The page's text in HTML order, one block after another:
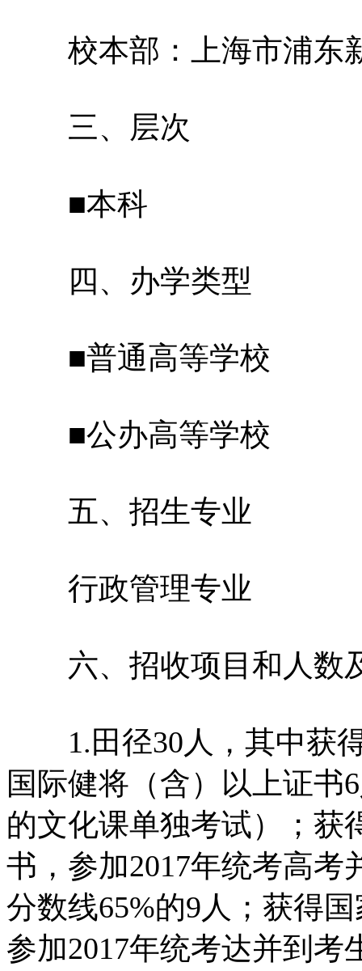
校本部：上海市浦东
三、层次
■本科
四、办学类型
■普通高等学校
■公办高等学校
五、招生专业
行政管理专业
六、招收项目和人数
1.田径30人，其中获得
国际健将（含）以上证书
的文化课单独考试）；获
书，参加2017年统考高
分数线65%的9人；获得
参加2017年统考达并到